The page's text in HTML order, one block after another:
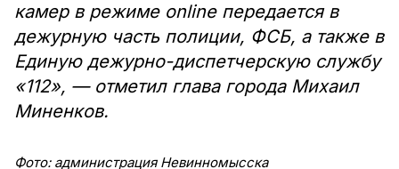
камер в режиме online передается в
дежурную часть полиции, ФСБ, а также в
Единую дежурно-диспетчерскую службу
«112», — отметил глава города Михаил
Миненков.
Фото: администрация Невинномысска